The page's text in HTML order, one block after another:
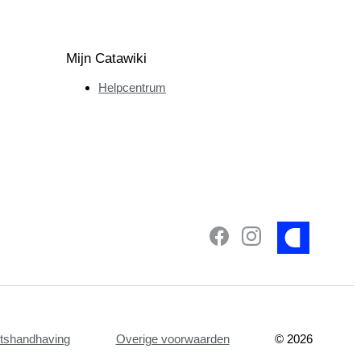
Mijn Catawiki
Helpcentrum
Overige voorwaarden © 2026